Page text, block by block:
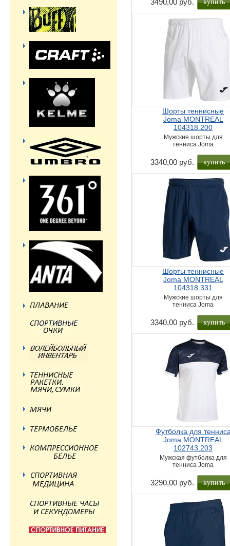
3490,00 руб.
Шорты теннисные
Joma MONTREAL
104318.200
Мужские шорты для
тенниса Joma
3340,00 руб. купить
Шорты теннисные
Joma MONTREAL
104318.331
Мужские шорты для
тенниса Joma
3340,00 руб. купить
Футболка для
Joma MONTREAL
102743.203
Мужская футболка для
тенниса Joma
3290,00 руб. купить